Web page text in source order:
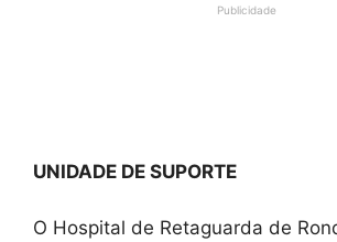
Publicidade
UNIDADE DE SUPORTE
O Hospital de Retaguarda de